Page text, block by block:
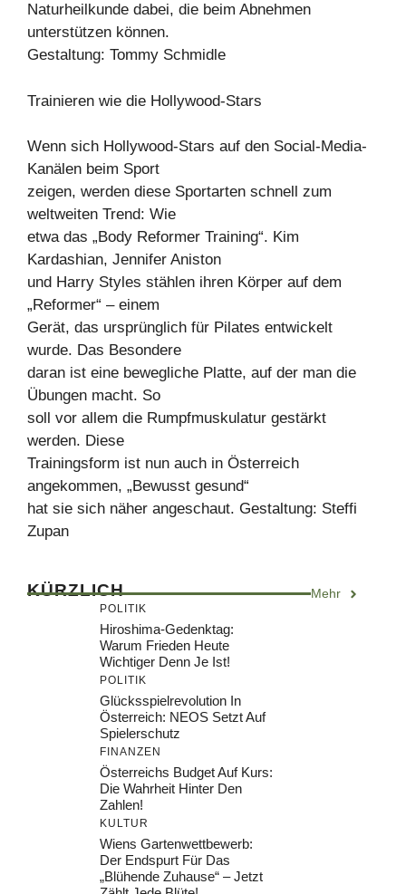
Naturheilkunde dabei, die beim Abnehmen
unterstützen können.
Gestaltung: Tommy Schmidle
Trainieren wie die Hollywood-Stars
Wenn sich Hollywood-Stars auf den Social-Media-
Kanälen beim Sport
zeigen, werden diese Sportarten schnell zum
weltweiten Trend: Wie
etwa das „Body Reformer Training“. Kim
Kardashian, Jennifer Aniston
und Harry Styles stählen ihren Körper auf dem
„Reformer“ – einem
Gerät, das ursprünglich für Pilates entwickelt
wurde. Das Besondere
daran ist eine bewegliche Platte, auf der man die
Übungen macht. So
soll vor allem die Rumpfmuskulatur gestärkt
werden. Diese
Trainingsform ist nun auch in Österreich
angekommen, „Bewusst gesund“
hat sie sich näher angeschaut. Gestaltung: Steffi
Zupan
KÜRZLICH Mehr
POLITIK
Hiroshima-Gedenktag:
Warum Frieden Heute
Wichtiger Denn Je Ist!
POLITIK
Glücksspielrevolution In
Österreich: NEOS Setzt Auf
Spielerschutz
FINANZEN
Österreichs Budget Auf Kurs:
Die Wahrheit Hinter Den
Zahlen!
KULTUR
Wiens Gartenwettbewerb:
Der Endspurt Für Das
„Blühende Zuhause“ – Jetzt